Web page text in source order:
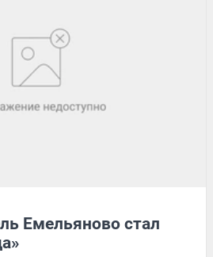
Емельяново стал